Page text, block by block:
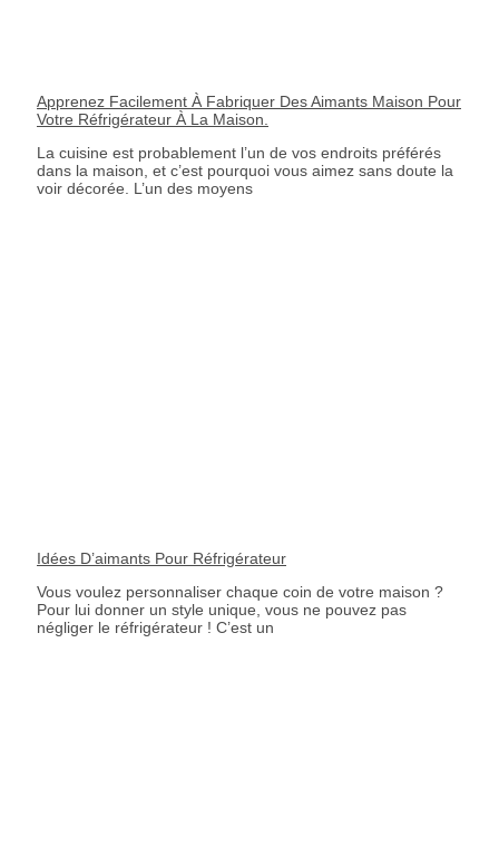
Apprenez Facilement À Fabriquer Des Aimants Maison Pour
Votre Réfrigérateur À La Maison.
La cuisine est probablement l’un de vos endroits préférés
dans la maison, et c’est pourquoi vous aimez sans doute la
voir décorée. L’un des moyens
Idées D’aimants Pour Réfrigérateur
Vous voulez personnaliser chaque coin de votre maison ?
Pour lui donner un style unique, vous ne pouvez pas
négliger le réfrigérateur ! C’est un